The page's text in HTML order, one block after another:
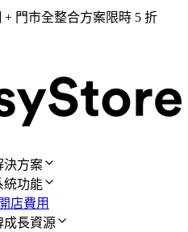
門市全整合方案限時 5 折
決方案
統功能
開店費用
成長資源